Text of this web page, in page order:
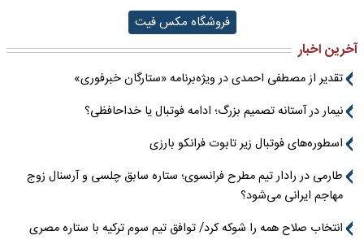
فروشگاه مکس فیت
آخرین اخبار
تقدیر از مصطفی احمدی در ویژه‌برنامه «ستارگان خبرفوری»
نیمار در آستانه تصمیم بزرگ؛ ادامه فوتبال یا خداحافظی؟
اسطوره‌های فوتبال زیر تابوت فرانکو بارزی
طارمی در رادار تیم مطرح فرانسوی؛ ستاره سابق چلسی و آرسنال زوج
مهاجم ایرانی می‌شود؟
انتخاب صلاح همه را شوکه کرد/ توافق تیم سوم ترکیه با ستاره مصری